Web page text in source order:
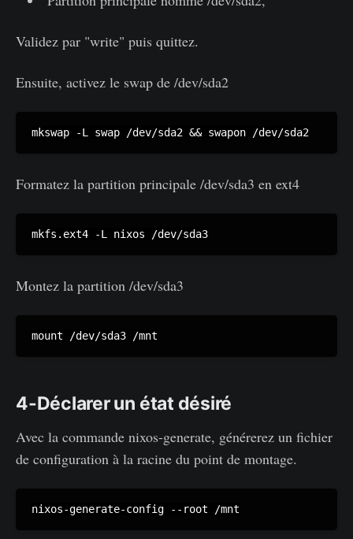
Validez par "write" puis quittez.
Ensuite, activez le swap de /dev/sda2
mkswap -L swap /dev/sda2 && swapon /dev/sda2
Formatez la partition principale /dev/sda3 en ext4
mkfs.ext4 -L nixos /dev/sda3
Montez la partition /dev/sda3
mount /dev/sda3 /mnt
4-Déclarer un état désiré
Avec la commande nixos-generate, générerez un fichier
de configuration à la racine du point de montage.
nixos-generate-config --root /mnt